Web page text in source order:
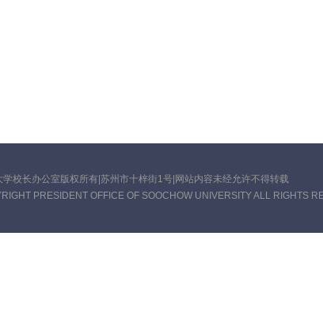
学校长办公室版权所有|苏州市十梓街1号|网站内容未经允许不得转载
PRESIDENT OFFICE OF SOOCHOW UNIVERSITY ALL RIGHTS